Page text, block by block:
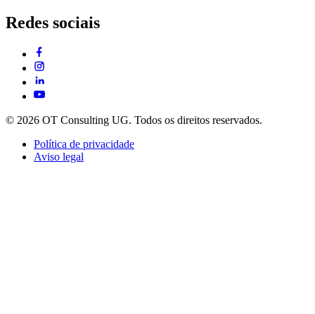
Redes sociais
© 2026 OT Consulting UG. Todos os direitos reservados.
Política de privacidade
Aviso legal